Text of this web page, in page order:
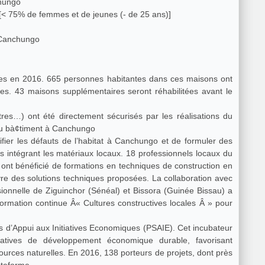
75% de femmes et de jeunes (- de 25 ans)]
en 2016. 665 personnes habitantes dans ces maisons ont
43 maisons supplémentaires seront réhabilitées avant le
ont été directement sécurisés par les réalisations du
bà¢timent à Canchungo
les défauts de l’habitat à Canchungo et de formuler des
intégrant les matériaux locaux. 18 professionnels locaux du
en techniques de construction en
et Bissora (Guinée Bissau) a
continue Â« Cultures constructives locales Â » pour
de développement économique durable, favorisant
naturelles. En 2016, 138 porteurs de projets, dont près